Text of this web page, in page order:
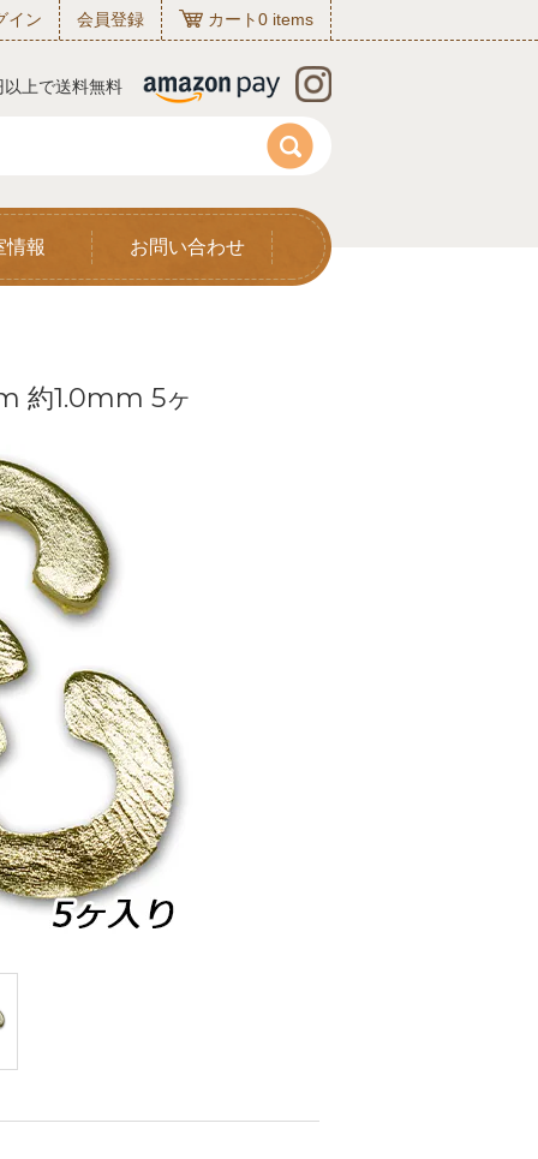
イン 会員登録 カート0 items
上で送料無料
情報 お問い合わせ
約1.0mm 5ヶ